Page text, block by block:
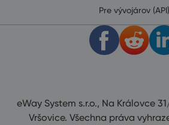
Pre vývojárov (API)
eWay System s.r.o., Na Královce
Vršovice. Všechna práva